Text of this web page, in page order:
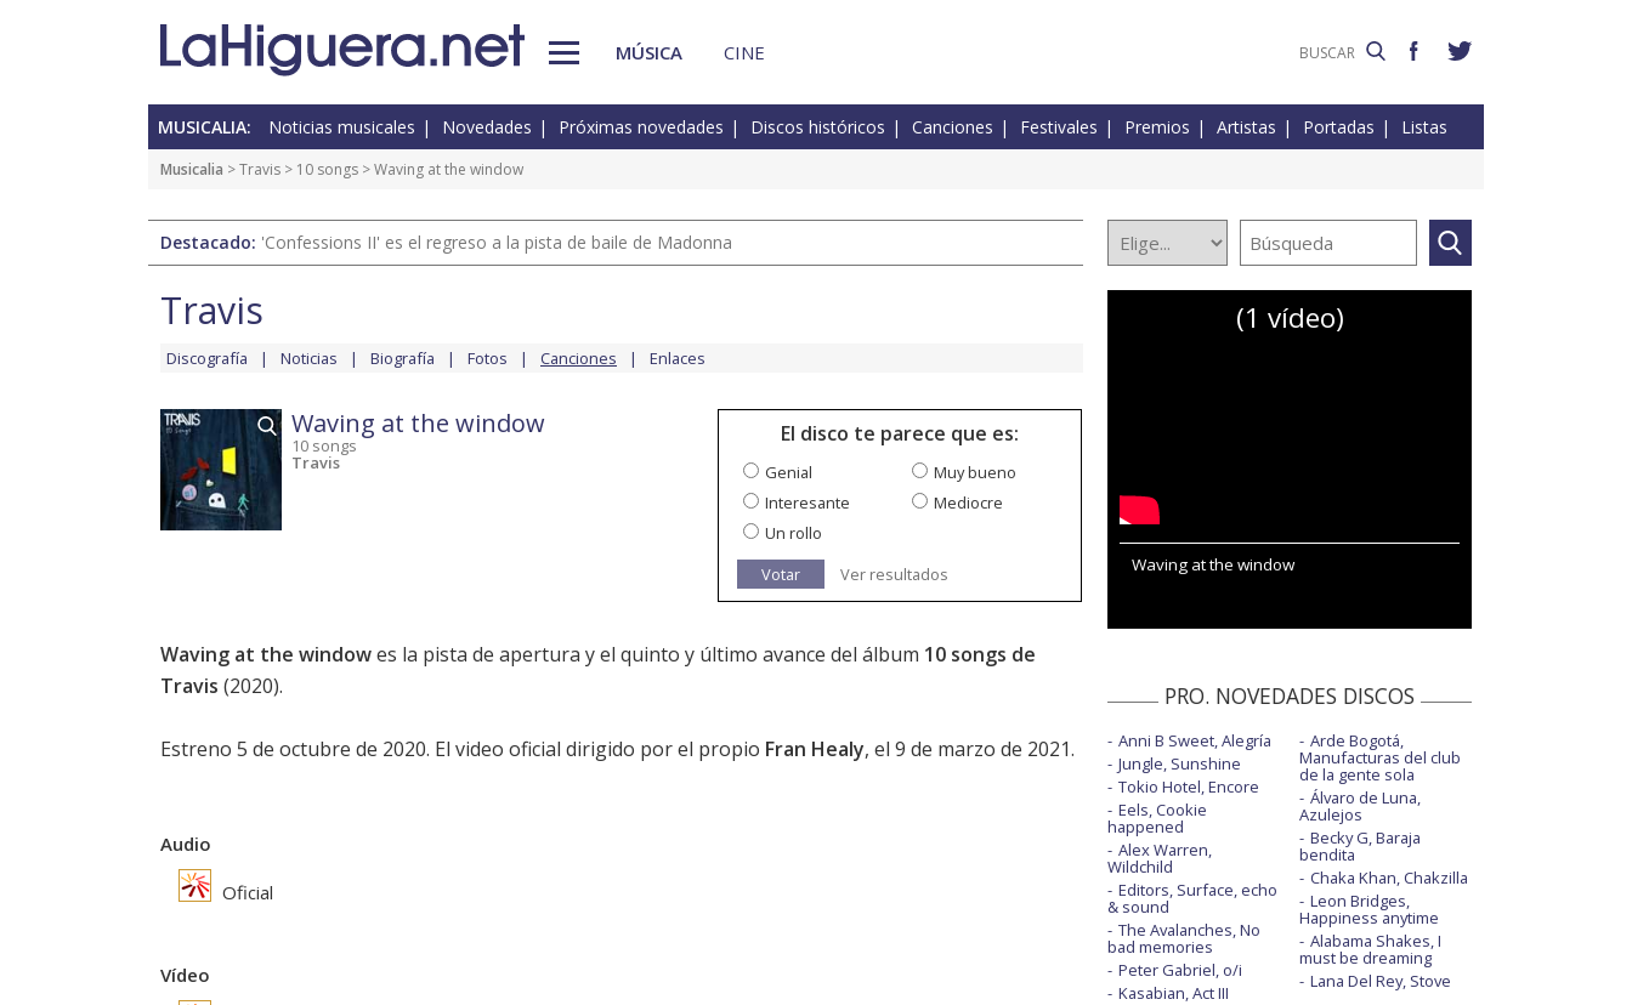
MÚSICA CINE
MUSICALIA: Noticias musicales Novedades Próximas novedades Discos históricos Canciones Festivales Premios Artistas Portadas Listas
Musicalia >Travis > 10 songs > Waving at the window
Destacado: 'Confessions II' es el regreso a la pista de baile de Madonna
Travis
Discografía Noticias Biografía Fotos Canciones Enlaces
Waving at the window
10 songs
Travis
El disco te parece que es:
Genial
Muy bueno
Interesante
Mediocre
Un rollo
Votar
Ver resultados
Waving at the windowes la pista de apertura y el quinto y último avance del álbum 10 songs de
Travis (2020).
Estreno 5 de octubre de 2020. El video oficial dirigido por el propio Fran Healy, el 9 de marzo de 2021.
Audio
Oficial
Vídeo
(1 vídeo)
Waving at the window
PRO. NOVEDADES DISCOS
Anni B Sweet, Alegría
Jungle, Sunshine
Tokio Hotel, Encore
Eels, Cookie
happened
Alex Warren,
Wildchild
Editors, Surface, echo
& sound
The Avalanches, No
bad memories
Peter Gabriel, o/i
Kasabian, Act III
Arde Bogotá,
Manufacturas del club
de la gente sola
Álvaro de Luna,
Azulejos
Becky G, Baraja
bendita
Chaka Khan, Chakzilla
Leon Bridges,
Happiness anytime
Alabama Shakes, I
must be dreaming
Lana Del Rey, Stove